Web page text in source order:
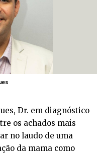
Dr. em diagnóstico
os achados mais
no laudo de uma
da mama como